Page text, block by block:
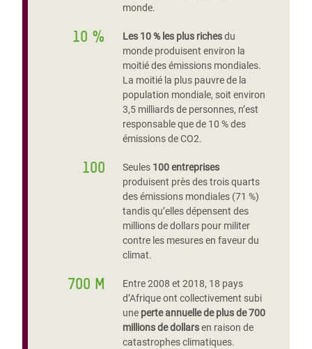
monde.
10 % Les 10 % les plus richesdu
monde produisent environ la
moitié des émissions mondiales.
La moitié la plus pauvre de la
population mondiale, soit environ
3,5 milliards de personnes, n’est
responsable que de 10 % des
émissions de CO2.
100 Seules 100 entreprises
produisent près des trois quarts
des émissions mondiales (71 %)
tandis qu’elles dépensent des
millions de dollars pour militer
contre les mesures en faveur du
climat.
700 M
Entre 2008 et 2018, 18 pays
d’Afrique ont collectivement subi
une perte annuelle de plus de 700
millions de dollarsen raison de
catastrophes climatiques.